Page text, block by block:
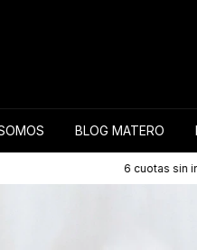
BLOG MATERO
6 cuotas sin interés en TODA LA